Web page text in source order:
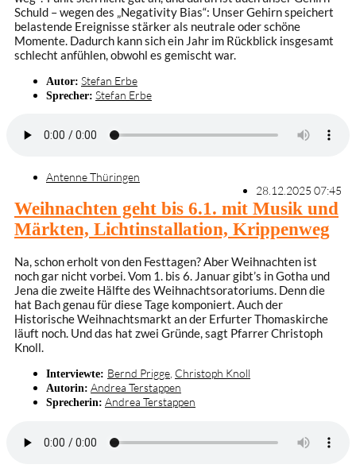
Schuld – wegen des „Negativity Bias“: Unser Gehirn speichert
belastende Ereignisse stärker als neutrale oder schöne
Momente. Dadurch kann sich ein Jahr im Rückblick insgesamt
schlecht anfühlen, obwohl es gemischt war.
Autor: Stefan Erbe
Sprecher: Stefan Erbe
Antenne Thüringen
28.12.2025 07:45
Weihnachten geht bis 6.1. mit Musik und
Märkten, Lichtinstallation, Krippenweg
Na, schon erholt von den Festtagen? Aber Weihnachten ist
noch gar nicht vorbei. Vom 1. bis 6. Januar gibt’s in Gotha und
Jena die zweite Hälfte des Weihnachtsoratoriums. Denn die
hat Bach genau für diese Tage komponiert. Auch der
Historische Weihnachtsmarkt an der Erfurter Thomaskirche
läuft noch. Und das hat zwei Gründe, sagt Pfarrer Christoph
Knoll.
Interviewte: Bernd Prigge, Christoph Knoll
Autorin: Andrea Terstappen
Sprecherin: Andrea Terstappen